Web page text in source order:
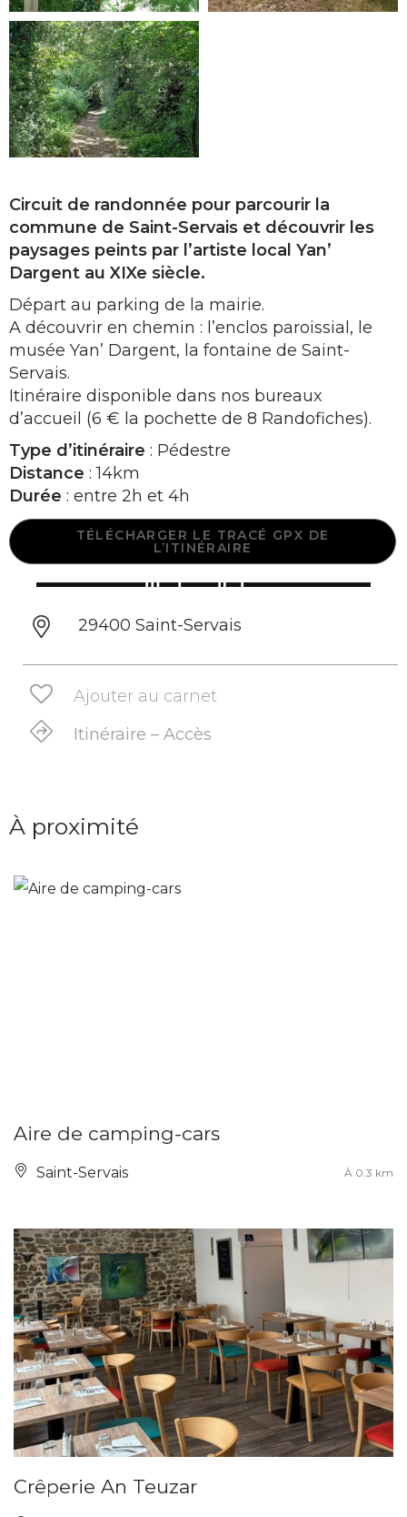
Circuit de randonnée pour parcourir la
commune de Saint-Servais et découvrir les
paysages peints par l’artiste local Yan’
Dargent au XIXe siècle.
Départ au parking de la mairie.
A découvrir en chemin : l’enclos paroissial, le
musée Yan’ Dargent, la fontaine de Saint-
Servais.
Itinéraire disponible dans nos bureaux
d’accueil (6 € la pochette de 8 Randofiches).
Type d’itinéraire : Pédestre
Distance : 14km
Durée : entre 2h et 4h
TÉLÉCHARGER LE TRACÉ GPX DE
L’ITINÉRAIRE
29400 Saint-Servais
Ajouter au carnet
Itinéraire – Accès
À proximité
Aire de camping-cars
Saint-Servais À 0.3 km
Crêperie An Teuzar